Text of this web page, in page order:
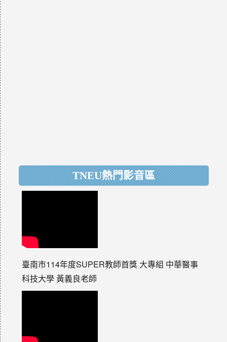
TNEU熱門影音區
臺南市114年度SUPER教師首獎 大專組 中華醫事
科技大學 黃義良老師